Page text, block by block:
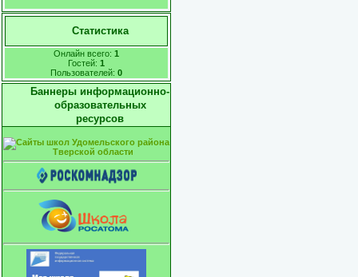
Статистика
Онлайн всего: 1
Гостей: 1
Пользователей: 0
Баннеры информационно-
образовательных
ресурсов